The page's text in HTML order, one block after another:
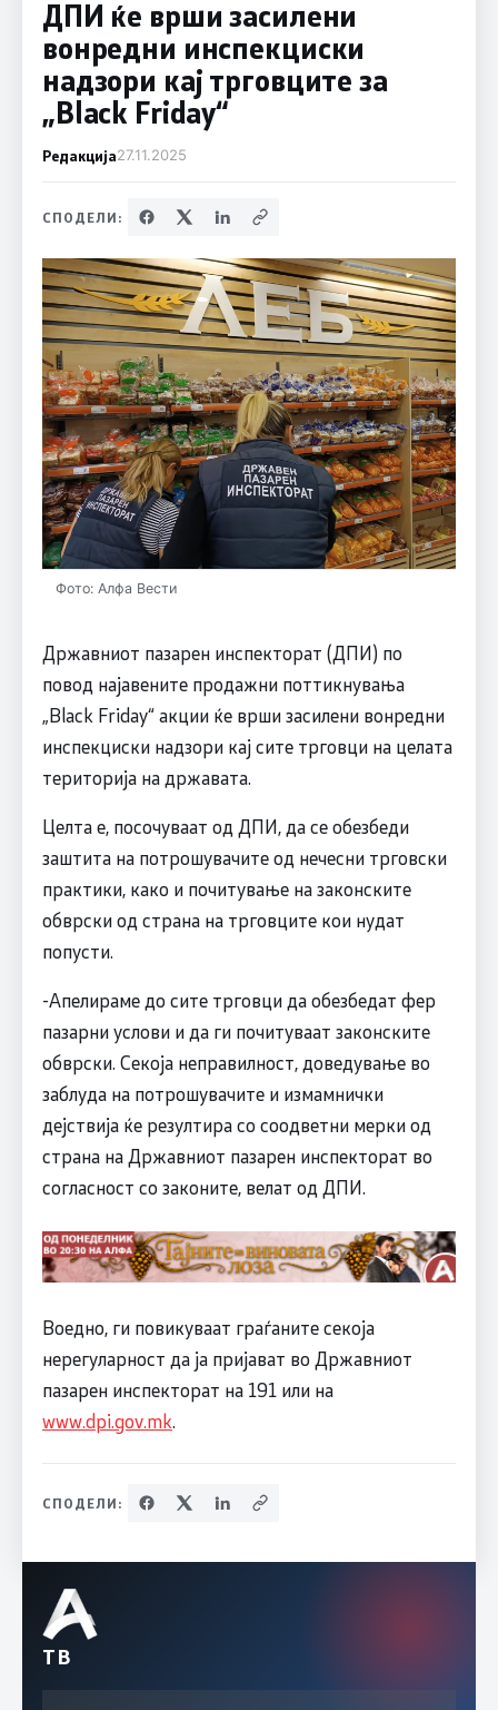
ДПИ ќе врши засилени
вонредни инспекциски
надзори кај трговците за
„Black Friday“
Редакција27.11.2025
СПОДЕЛИ:
Фото: Алфа Вести
Државниот пазарен инспекторат (ДПИ) по
повод најавените продажни поттикнувања
„Black Friday“ акции ќе врши засилени вонредни
инспекциски надзори кај сите трговци на целата
територија на државата.
Целта е, посочуваат од ДПИ, да се обезбеди
заштита на потрошувачите од нечесни трговски
практики, како и почитување на законските
обврски од страна на трговците кои нудат
попусти.
-Апелираме до сите трговци да обезбедат фер
пазарни услови и да ги почитуваат законските
обврски. Секоја неправилност, доведување во
заблуда на потрошувачите и измамнички
дејствија ќе резултира со соодветни мерки од
страна на Државниот пазарен инспекторат во
согласност со законите, велат од ДПИ.
Воедно, ги повикуваат граѓаните секоја
нерегуларност да ја пријават во Државниот
пазарен инспекторат на 191 или на
www.dpi.gov.mk.
СПОДЕЛИ:
ТВ